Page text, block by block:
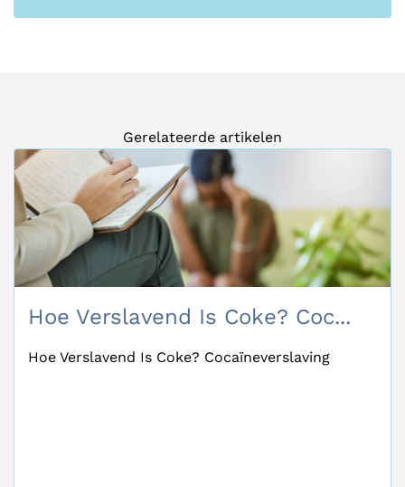
Gerelateerde artikelen
Hoe Verslavend Is Coke? Coc...
Hoe Verslavend Is Coke? Cocaïneverslaving